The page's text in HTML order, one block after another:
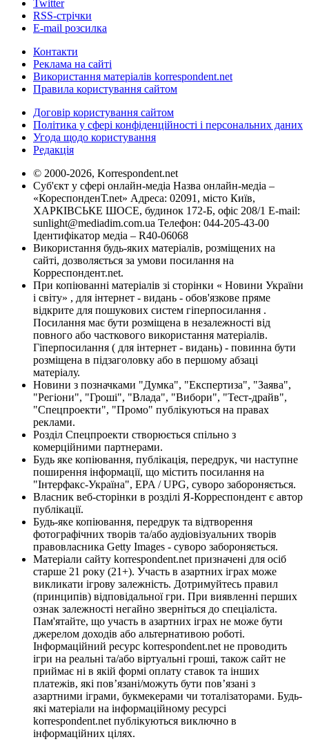
Twitter
RSS-стрічки
E-mail розсилка
Контакти
Реклама на сайті
Використання матеріалів korrespondent.net
Правила користування сайтом
Договір користування сайтом
Політика у сфері конфіденційності і персональних даних
Угода щодо користування
Редакція
© 2000-2026, Korrespondent.net
Суб'єкт у сфері онлайн-медіа Назва онлайн-медіа –
«КореспонденТ.net» Адреса: 02091, місто Київ,
ХАРКІВСЬКЕ ШОСЕ, будинок 172-Б, офіс 208/1 E-mail:
sunlight@mediadim.com.ua Телефон: 044-205-43-00
Ідентифікатор медіа – R40-06068
Використання будь-яких матеріалів, розміщених на
сайті, дозволяється за умови посилання на
Корреспондент.net.
При копіюванні матеріалів зі сторінки « Новини України
і світу» , для інтернет - видань - обов'язкове пряме
відкрите для пошукових систем гіперпосилання .
Посилання має бути розміщена в незалежності від
повного або часткового використання матеріалів.
Гіперпосилання ( для інтернет - видань) - повинна бути
розміщена в підзаголовку або в першому абзаці
матеріалу.
Новини з позначками "Думка", "Експертиза", "Заява",
"Регіони", "Гроші", "Влада", "Вибори", "Тест-драйв",
"Спецпроекти", "Промо" публікуються на правах
реклами.
Розділ Спецпроекти створюється спільно з
комерційними партнерами.
Будь яке копіювання, публікація, передрук, чи наступне
поширення інформації, що містить посилання на
"Інтерфакс-Україна", EPA / UPG, суворо забороняється.
Власник веб-сторінки в розділі Я-Корреспондент є автор
публікації.
Будь-яке копіювання, передрук та відтворення
фотографічних творів та/або аудіовізуальних творів
правовласника Getty Images - суворо забороняється.
Матеріали сайту korrespondent.net призначені для осіб
старше 21 року (21+). Участь в азартних іграх може
викликати ігрову залежність. Дотримуйтесь правил
(принципів) відповідальної гри. При виявленні перших
ознак залежності негайно зверніться до спеціаліста.
Пам'ятайте, що участь в азартних іграх не може бути
джерелом доходів або альтернативою роботі.
Інформаційний ресурс korrespondent.net не проводить
ігри на реальні та/або віртуальні гроші, також сайт не
приймає ні в якій формі оплату ставок та інших
платежів, які пов’язані/можуть бути пов’язані з
азартними іграми, букмекерами чи тоталізаторами. Будь-
які матеріали на інформаційному ресурсі
korrespondent.net публікуються виключно в
інформаційних цілях.